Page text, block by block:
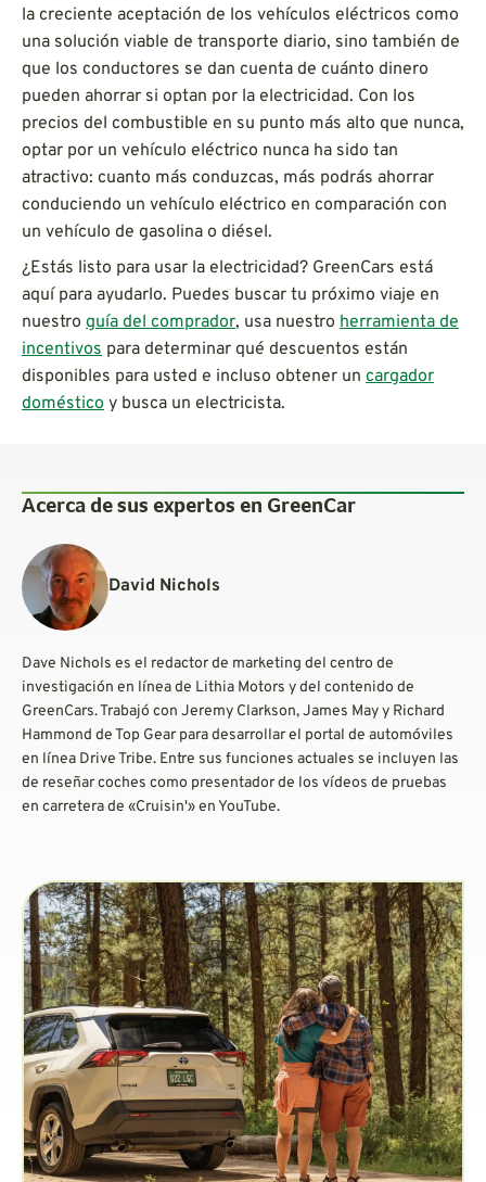
la creciente aceptación de los vehículos eléctricos como
una solución viable de transporte diario, sino también de
que los conductores se dan cuenta de cuánto dinero
pueden ahorrar si optan por la electricidad. Con los
precios del combustible en su punto más alto que nunca,
optar por un vehículo eléctrico nunca ha sido tan
atractivo: cuanto más conduzcas, más podrás ahorrar
conduciendo un vehículo eléctrico en comparación con
un vehículo de gasolina o diésel.
¿Estás listo para usar la electricidad? GreenCars está
aquí para ayudarlo. Puedes buscar tu próximo viaje en
nuestro guía del comprador, usa nuestro herramienta de
incentivos para determinar qué descuentos están
disponibles para usted e incluso obtener un cargador
doméstico y busca un electricista.
Acerca de sus expertos en GreenCar
David Nichols
Dave Nichols es el redactor de marketing del centro de
investigación en línea de Lithia Motors y del contenido de
GreenCars. Trabajó con Jeremy Clarkson, James May y Richard
Hammond de Top Gear para desarrollar el portal de automóviles
en línea Drive Tribe. Entre sus funciones actuales se incluyen las
de reseñar coches como presentador de los vídeos de pruebas
en carretera de «Cruisin'» en YouTube.